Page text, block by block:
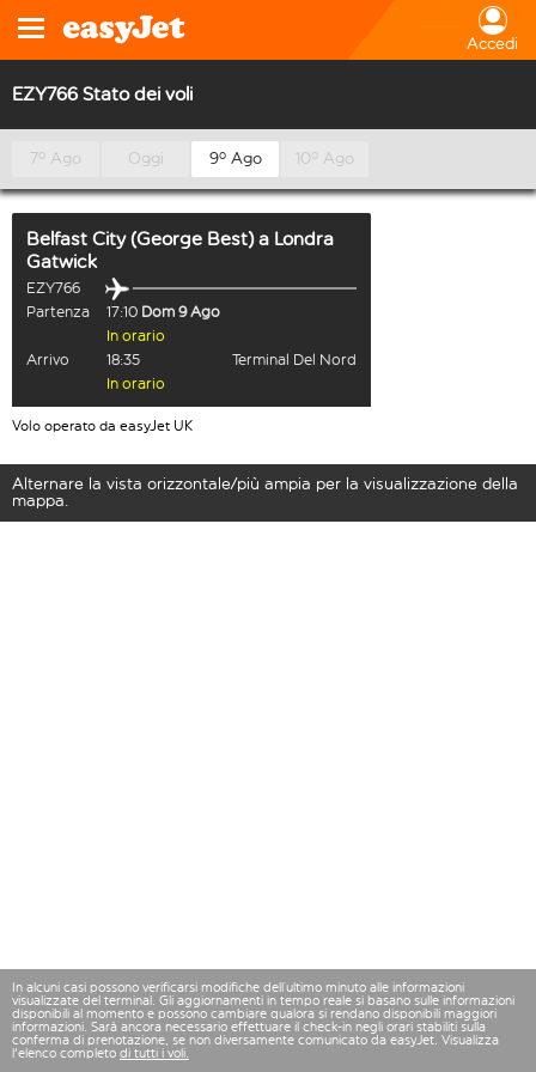
Accedi
EZY766 Stato dei voli
7º Ago Oggi 9º Ago 10º Ago
Belfast City (George Best)a Londra
Gatwick
EZY766
Partenza
17:10 Dom 9 Ago
In orario
Arrivo
18:35
Terminal Del Nord
In orario
Volo operato da easyJet UK
Alternare la vista orizzontale/più ampia per la visualizzazione della
mappa.
In alcuni casi possono verificarsi modifiche dell’ultimo minuto alle informazioni
visualizzate del terminal. Gli aggiornamenti in tempo reale si basano sulle informazioni
disponibili al momento e possono cambiare qualora si rendano disponibili maggiori
informazioni. Sarà ancora necessario effettuare il check-in negli orari stabiliti sulla
conferma di prenotazione, se non diversamente comunicato da easyJet. Visualizza
l'elenco completo di tutti i voli.